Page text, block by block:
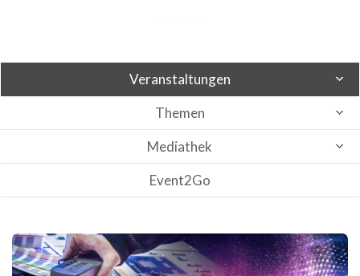
Veranstaltungen
Themen
Mediathek
Event2Go